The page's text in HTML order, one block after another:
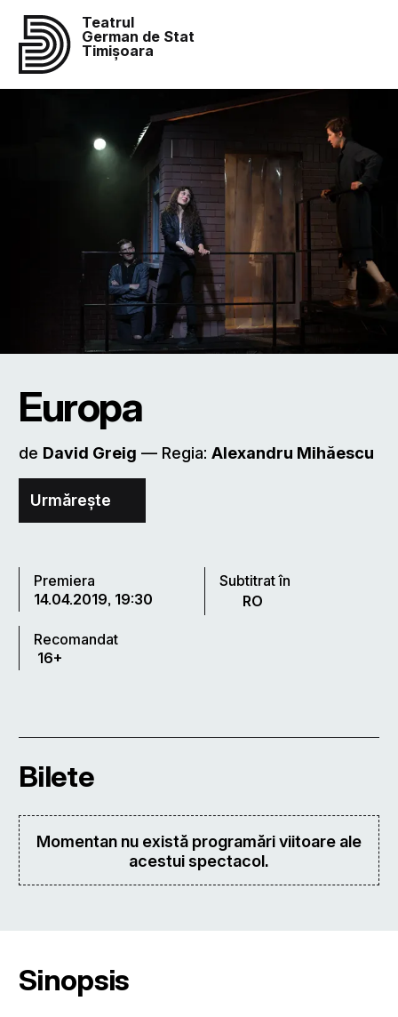
Teatrul
German de Stat
Timișoara
Europa
de David Greig –– Regia:Alexandru Mihăescu
Urmărește
Premiera
14.04.2019, 19:30
Subtitrat în
RO
Recomandat
16+
Bilete
Momentan nu există programări viitoare ale
acestui spectacol.
Sinopsis